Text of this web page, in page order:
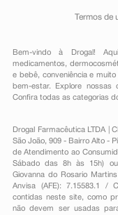
Termos de
Bem-vindo à Drogal!
medicamentos ,
e bebê, conveniênciae muito
bem-estar. Explore
Confira todas as categorias
Drogal Farmacêutica LTDA |
São João, 909 - Bairro Alto -
de Atendimento ao
Sábado das 8h às 15h)
Giovanna do Rosario
Anvisa (AFE): 7.15583.1 /
contidas neste site, como
não devem ser usadas